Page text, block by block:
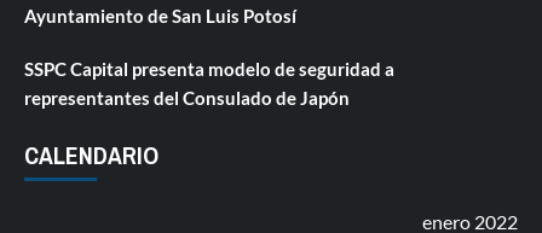
Ayuntamiento de San Luis Potosí
SSPC Capital presenta modelo de seguridad a
representantes del Consulado de Japón
CALENDARIO
enero 2022